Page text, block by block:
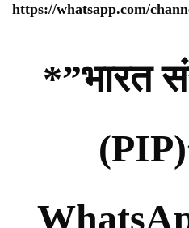
https://whatsapp.com/
*”भारत